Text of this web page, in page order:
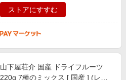
ストアにすすむ
山下屋荘介 国産 ドライフルーツ
220g 7種のミックス [ 国産 ] (レモ